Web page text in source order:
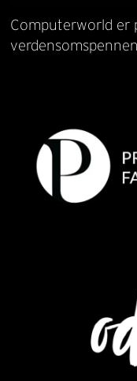
Computerworld er